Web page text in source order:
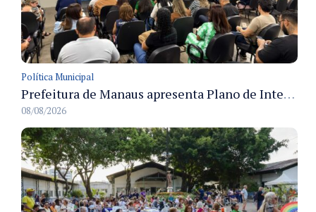
Política Municipal
Prefeitura de Manaus apresenta Plano de Integridade da CGM e qualifica servidores para governança e conformidade no biênio 2027-2028
08/08/2026